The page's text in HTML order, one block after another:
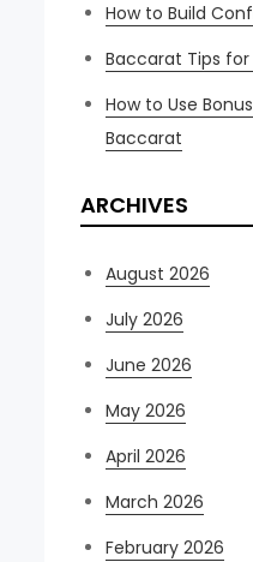
How to Build
Baccarat Tips for
How to Use
Baccarat
ARCHIVES
August 2026
July 2026
June 2026
May 2026
April 2026
March 2026
February 2026